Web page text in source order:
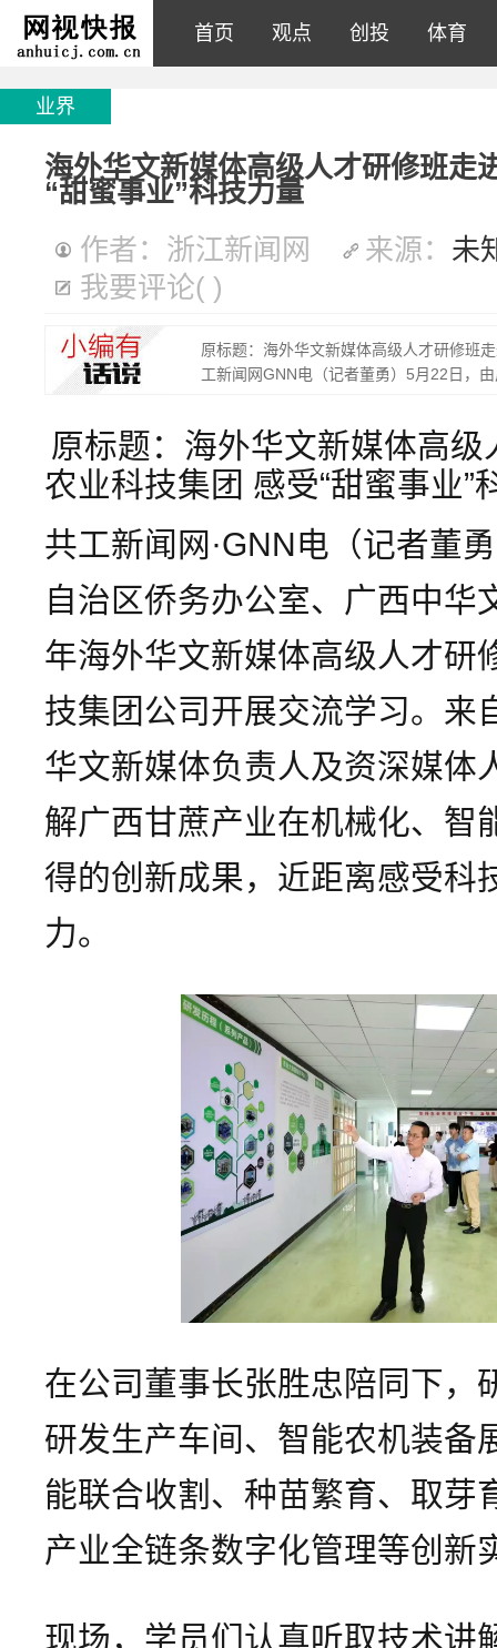
首页 观点 创投 体育
业界
海外华文新媒体高级人才研修班走
“甜蜜事业”科技力量
作者：浙江新闻网
来源： 未
我要评论( )
原标题：海外华文新媒体高级人才研修班
工新闻网GNN电（记者董勇）5月22日，
原标题：海外华文新媒体高
农业科技集团 感受“甜蜜事业”
共工新闻网·GNN电（记者董
自治区侨务办公室、广西中华
年海外华文新媒体高级人才研
技集团公司开展交流学习。来
华文新媒体负责人及资深媒体
解广西甘蔗产业在机械化、智
得的创新成果，近距离感受科
力。
在公司董事长张胜忠陪同下，
研发生产车间、智能农机装备
能联合收割、种苗繁育、取芽
产业全链条数字化管理等创新
现场，学员们认真听取技术讲